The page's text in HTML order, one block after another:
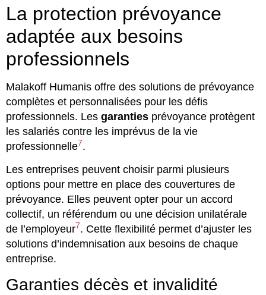
La protection prévoyance
adaptée aux besoins
professionnels
Malakoff Humanis offre des solutions de prévoyance
complètes et personnalisées pour les défis
professionnels. Les garanties prévoyance protègent
les salariés contre les imprévus de la vie
professionnelle7.
Les entreprises peuvent choisir parmi plusieurs
options pour mettre en place des couvertures de
prévoyance. Elles peuvent opter pour un accord
collectif, un référendum ou une décision unilatérale
de l’employeur7. Cette flexibilité permet d’ajuster les
solutions d’indemnisation aux besoins de chaque
entreprise.
Garanties décès et invalidité